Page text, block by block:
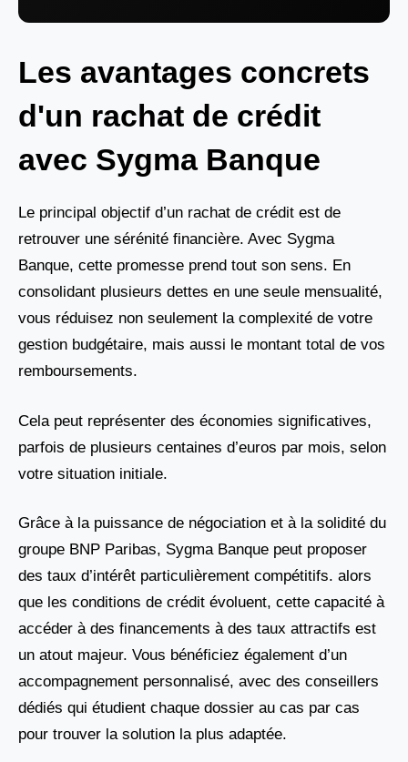
Les avantages concrets
d'un rachat de crédit
avec Sygma Banque
Le principal objectif d’un rachat de crédit est de
retrouver une sérénité financière. Avec Sygma
Banque, cette promesse prend tout son sens. En
consolidant plusieurs dettes en une seule mensualité,
vous réduisez non seulement la complexité de votre
gestion budgétaire, mais aussi le montant total de vos
remboursements.
Cela peut représenter des économies significatives,
parfois de plusieurs centaines d’euros par mois, selon
votre situation initiale.
Grâce à la puissance de négociation et à la solidité du
groupe BNP Paribas, Sygma Banque peut proposer
des taux d’intérêt particulièrement compétitifs. alors
que les conditions de crédit évoluent, cette capacité à
accéder à des financements à des taux attractifs est
un atout majeur. Vous bénéficiez également d’un
accompagnement personnalisé, avec des conseillers
dédiés qui étudient chaque dossier au cas par cas
pour trouver la solution la plus adaptée.